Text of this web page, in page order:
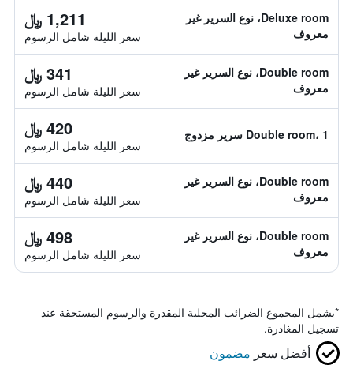
Deluxe room، نوع السرير غير
معروف
1,211 ﷼
سعر الليلة شامل الرسوم
Double room، نوع السرير غير
معروف
341 ﷼
سعر الليلة شامل الرسوم
Double room، 1 سرير مزدوج 420 ﷼
سعر الليلة شامل الرسوم
Double room، نوع السرير غير
معروف
440 ﷼
سعر الليلة شامل الرسوم
Double room، نوع السرير غير
معروف
498 ﷼
سعر الليلة شامل الرسوم
*يشمل المجموع الضرائب المحلية المقدرة والرسوم المستحقة عند
تسجيل المغادرة.
أفضل سعر مضمون